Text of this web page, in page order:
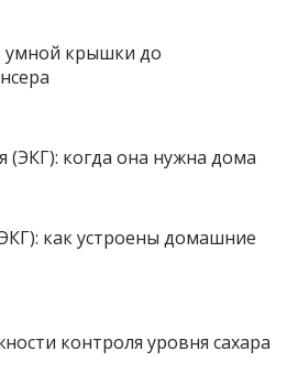
умной крышки до
(ЭКГ): когда она нужна дома
как устроены домашние
контроля уровня сахара